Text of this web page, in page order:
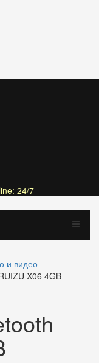
24/7
и видео
X06 4GB